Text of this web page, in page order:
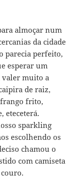
almoçar num
da cidade
parecia perfeito,
esperar um
valer muito a
de raiz,
frango frito,
eteceterá.
sparkling
escolhendo os
chamou o
com camiseta